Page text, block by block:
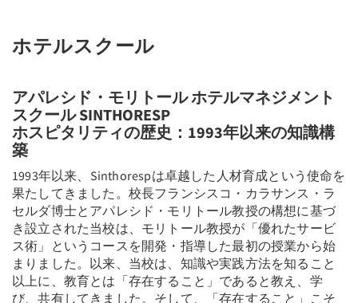
ホテルスクール
アパレシド・モリトール ホテルマネジメント
スクール SINTHORESP
ホスピタリティの歴史：1993年以来の知識構
築
1993年以来、Sinthorespは卓越した人材育成という使命を
果たしてきました。校長フランシスコ・カラサンス・ラ
セルダ博士とアパレシド・モリトール教授の構想に基づ
き設立された当校は、モリトール教授が「優れたサービ
ス術」というコースを開発・指導した最初の授業から始
まりました。以来、当校は、知識や実践方法を知ること
以上に、教育とは「存在すること」であると教え、学
び、共有してきました。そして、「存在すること」こそ